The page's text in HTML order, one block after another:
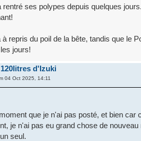
rentré ses polypes depuis quelques
à repris du poil de la bête, tandis que le
jours!
d'Izuki
04 Oct 2025, 14:11
que je n'ai pas posté, et bien car
je n'ai pas eu grand chose de
seul.